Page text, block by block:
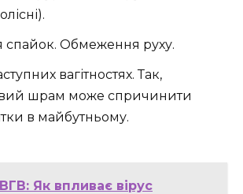
спайок. Обмеження руху.
вагітностях. Так,
шрам може спричинити
в майбутньому.
Як впливає вірус